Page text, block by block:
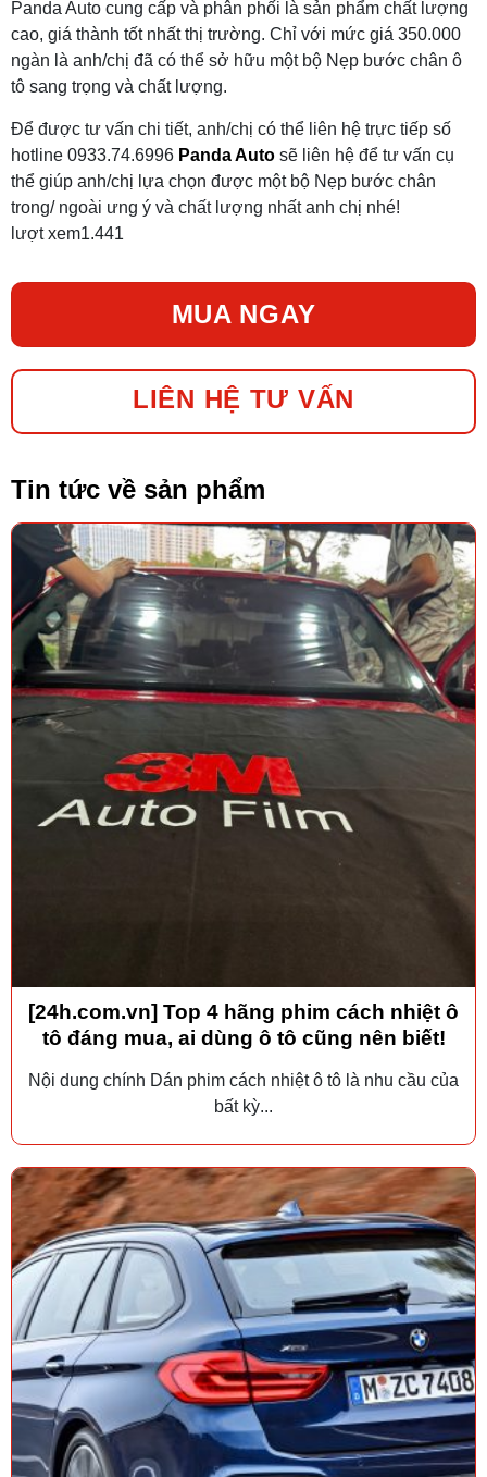
Panda Auto cung cấp và phân phối là sản phẩm chất lượng
cao, giá thành tốt nhất thị trường. Chỉ với mức giá 350.000
ngàn là anh/chị đã có thể sở hữu một bộ Nẹp bước chân ô
tô sang trọng và chất lượng.
Để được tư vấn chi tiết, anh/chị có thể liên hệ trực tiếp số
hotline 0933.74.6996 Panda Auto sẽ liên hệ để tư vấn cụ
thể giúp anh/chị lựa chọn được một bộ Nẹp bước chân
trong/ ngoài ưng ý và chất lượng nhất anh chị nhé!
lượt xem1.441
MUA NGAY
LIÊN HỆ TƯ VẤN
Tin tức về sản phẩm
[24h.com.vn] Top 4 hãng phim cách nhiệt ô
tô đáng mua, ai dùng ô tô cũng nên biết!
Nội dung chính Dán phim cách nhiệt ô tô là nhu cầu của
bất kỳ...